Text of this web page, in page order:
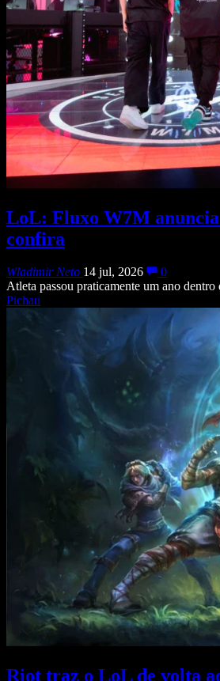
LoL: Fluxo W7M
confira
Wladimir Neto 14 jul, 2026
0
Atleta passou praticamente um ano dentro
Pichau
Riot traz o LoL de volta